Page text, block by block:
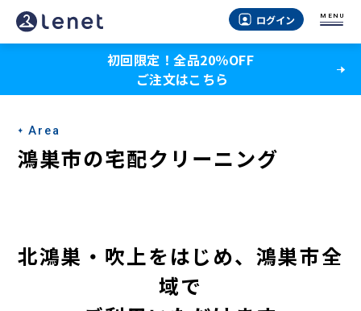
鴻
巣
の
宅
配
ー
ログイン MENU
初回限定！全品20％OFF
ご注文はこちら
Area
鴻巣市の宅配クリーニング
北鴻巣・吹上をはじめ、鴻巣市全
域で